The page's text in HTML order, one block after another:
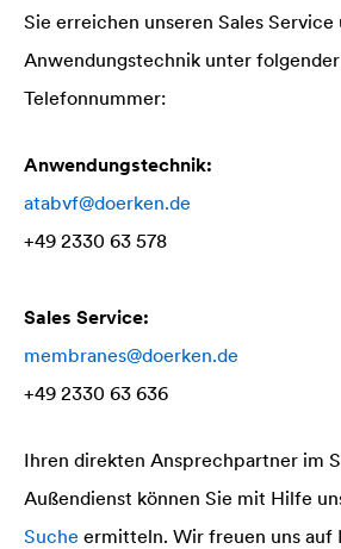
Sie erreichen unseren Sales Service
Anwendungstechnik unter
Telefonnummer:
Anwendungstechnik:
atabvf@doerken.de
+49 2330 63 578
Sales Service:
membranes@doerken.de
+49 2330 63 636
Ihren direkten Ansprechpartner im
Außendienst können Sie mit Hilfe
Suche ermitteln. Wir freuen uns auf